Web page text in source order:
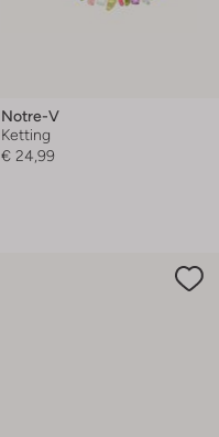
Notre-V
Ketting
€ 24,99